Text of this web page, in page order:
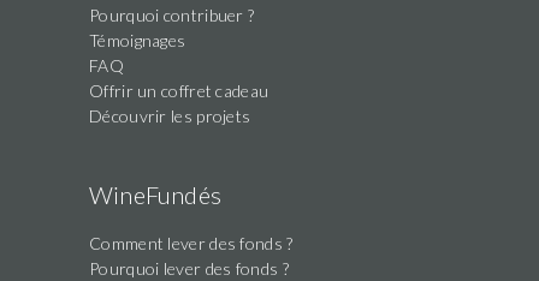
Pourquoi contribuer ?
Témoignages
FAQ
Offrir un coffret cadeau
Découvrir les projets
WineFundés
Comment lever des fonds ?
Pourquoi lever des fonds ?